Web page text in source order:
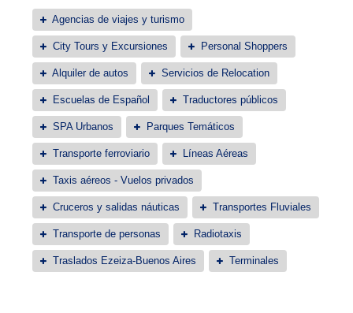
Agencias de viajes y turismo
City Tours y Excursiones Personal Shoppers
Alquiler de autos Servicios de Relocation
Escuelas de Español Traductores públicos
SPA Urbanos Parques Temáticos
Transporte ferroviario Líneas Aéreas
Taxis aéreos - Vuelos privados
Cruceros y salidas náuticas Transportes Fluviales
Transporte de personas Radiotaxis
Traslados Ezeiza-Buenos Aires Terminales